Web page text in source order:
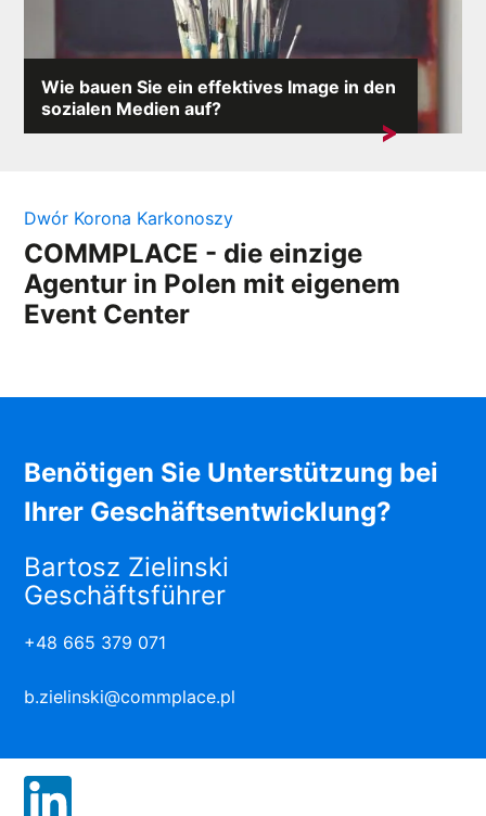
Wie bauen Sie ein effektives Image in den
sozialen Medien auf?
Im Internet, wo jeder Kommentar eine Lawine von
Dwór Korona Karkonoszy
COMMPLACE - die einzige
Agentur in Polen mit eigenem
Event Center
Benötigen Sie Unterstützung bei
Ihrer Geschäftsentwicklung?
Bartosz Zielinski
Geschäftsführer
+48 665 379 071
b.zielinski@commplace.pl